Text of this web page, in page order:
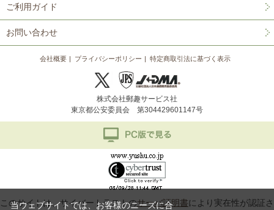
ご利用ガイド
お問い合わせ
会社概要 プライバシーポリシー 特定商取引法に基づく表示
株式会社郵趣サービス社
東京都公安委員会 第304429601147号
このサイトは、サイバートラストのサーバ証明書により実在性が認証さ
当ウェブサイトでは、お客様のニーズに合